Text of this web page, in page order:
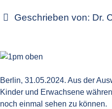
Geschrieben von: Dr.
Berlin, 31.05.2024. Aus der
Kinder und Erwachsene
noch einmal sehen zu können.